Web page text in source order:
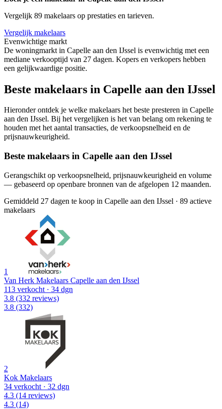
Vergelijk 89 makelaars op prestaties en tarieven.
Vergelijk makelaars
Evenwichtige markt
De woningmarkt in Capelle aan den IJssel is evenwichtig met een
mediane verkooptijd van 27 dagen. Kopers en verkopers hebben
een gelijkwaardige positie.
Beste makelaars in Capelle aan den IJssel
Hieronder ontdek je welke makelaars het beste presteren in Capelle
aan den IJssel. Bij het vergelijken is het van belang om rekening te
houden met het aantal transacties, de verkoopsnelheid en de
prijsnauwkeurigheid.
Beste makelaars in Capelle aan den IJssel
Gerangschikt op verkoopsnelheid, prijsnauwkeurigheid en volume
— gebaseerd op openbare bronnen van de afgelopen 12 maanden.
Gemiddeld 27 dagen te koop in Capelle aan den IJssel · 89 actieve
makelaars
1
Van Herk Makelaars Capelle aan den IJssel
113 verkocht · 34 dgn
3.8 (332 reviews)
3.8 (332)
2
Kok Makelaars
34 verkocht · 32 dgn
4.3 (14 reviews)
4.3 (14)